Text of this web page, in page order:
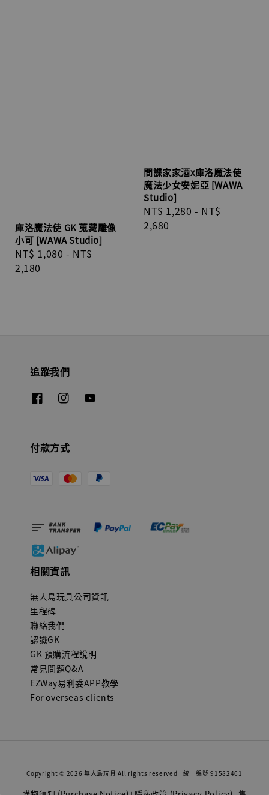
庫洛魔法使 GK 蒐藏雕像
小可 [WAWA Studio]
Regular
price
NT$ 1,080 - NT$
2,180
間諜家家酒x庫洛魔法使
魔法少女安妮亞 [WAWA
Studio]
Regular
price
NT$ 1,280 - NT$
2,680
追蹤我們
付款方式
相關資訊
無人島玩具公司資訊
里程碑
聯絡我們
認識GK
GK 預購流程說明
常見問題Q&A
EZWay易利委APP教學
For overseas clients
Copyright © 2026 無人島玩具 All rights reserved | 統一編號 91582461